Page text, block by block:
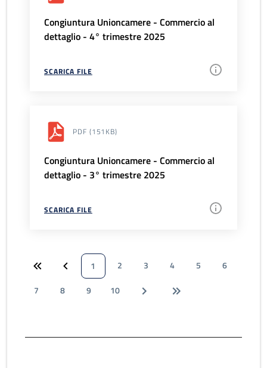
Congiuntura Unioncamere - Commercio al
dettaglio - 4° trimestre 2025
SCARICA FILE
PDF (151KB)
Congiuntura Unioncamere - Commercio al
dettaglio - 3° trimestre 2025
SCARICA FILE
1 2 3 4 5
6
7
8 9 10